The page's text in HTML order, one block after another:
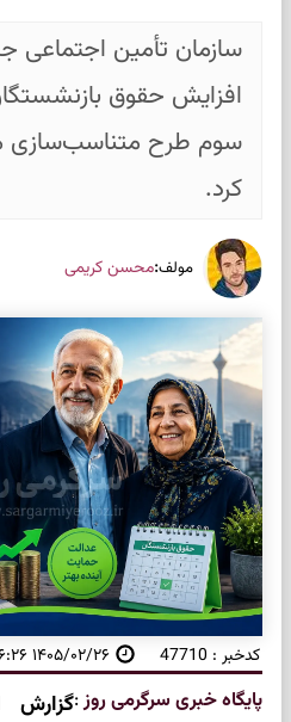
سازمان تأمین اجتماعی
افزایش حقوق
سوم طرح متناسب‌سازی
کرد.
مولف:محسن کریمی
کدخبر : 47710 ۱۴۰۵/۰۲/۲۶ ۱۳:۲۶:۲۶
پایگاه خبری سرگرمی روز:گزارش